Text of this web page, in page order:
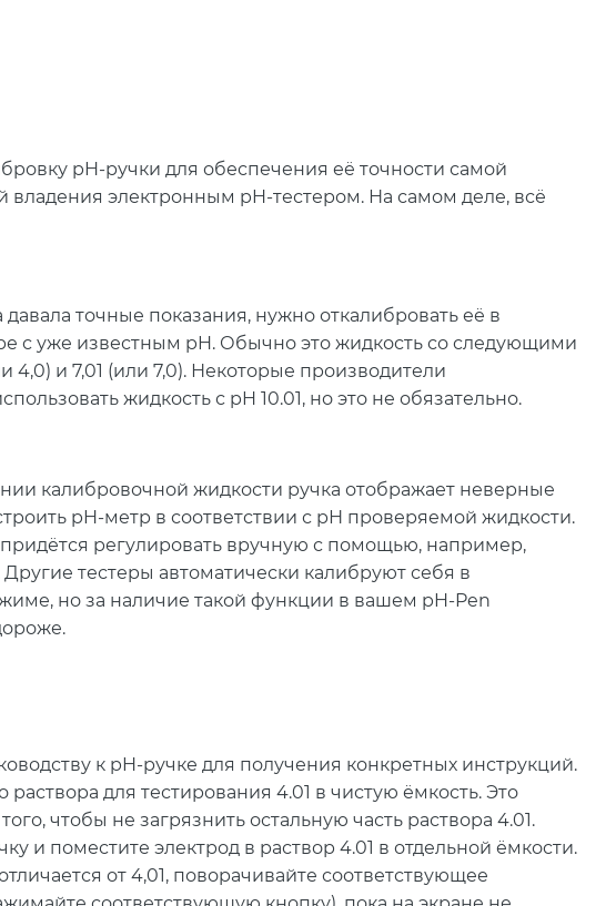
pH-ручки для обеспечения её точности самой
владения электронным pH-тестером. На самом деле, всё
точные показания, нужно откалибровать её в
с уже известным pH. Обычно это жидкость со следующими
4,0) и 7,01 (или 7,0). Некоторые производители
жидкость с pH 10.01, но это не обязательно.
калибровочной жидкости ручка отображает неверные
pH-метр в соответствии с рН проверяемой жидкости.
регулировать вручную с помощью, например,
тестеры автоматически калибруют себя в
но за наличие такой функции в вашем pH-Pen
к pH-ручке для получения конкретных инструкций.
раствора для тестирования 4.01 в чистую ёмкость. Это
чтобы не загрязнить остальную часть раствора 4.01.
и поместите электрод в раствор 4.01 в отдельной ёмкости.
от 4,01, поворачивайте соответствующее